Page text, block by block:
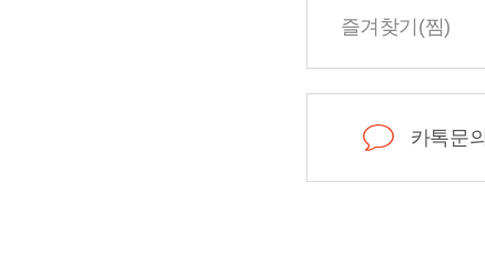
즐겨찾기(찜)
카톡문의